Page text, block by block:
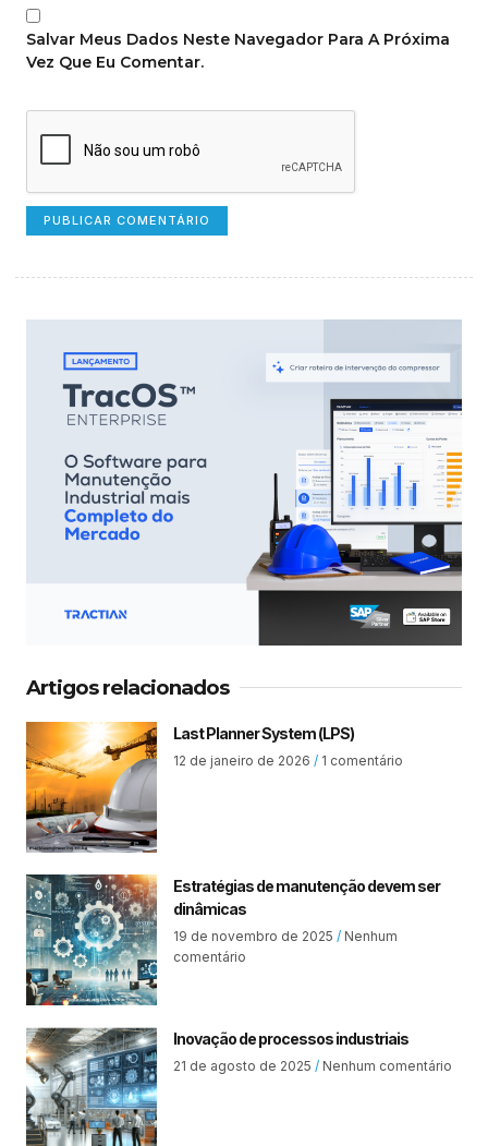
Salvar Meus Dados Neste Navegador Para A Próxima
Vez Que Eu Comentar.
Artigos relacionados
Last Planner System (LPS)
12 de janeiro de 2026 1 comentário
Estratégias de manutenção devem ser
dinâmicas
19 de novembro de 2025
Nenhum
comentário
Inovação de processos industriais
21 de agosto de 2025 Nenhum comentário